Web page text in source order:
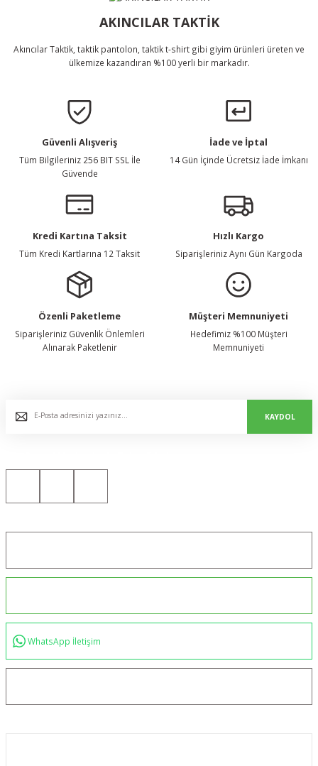
Bu ürüne benzer farklı alternatifler olmalı.
AKINCILAR TAKTİK
Akıncılar Taktik, taktik pantolon, taktik t-shirt gibi giyim ürünleri üreten ve
ülkemize kazandıran %100 yerli bir markadır.
Güvenli Alışveriş
Tüm Bilgileriniz 256 BIT SSL İle
Güvende
İade ve İptal
14 Gün İçinde Ücretsiz İade İmkanı
Kredi Kartına Taksit
Tüm Kredi Kartlarına 12 Taksit
Hızlı Kargo
Siparişleriniz Aynı Gün Kargoda
Özenli Paketleme
Siparişleriniz Güvenlik Önlemleri
Alınarak Paketlenir
Müşteri Memnuniyeti
Hedefimiz %100 Müşteri
Memnuniyeti
KAYDOL
WhatsApp İletişim